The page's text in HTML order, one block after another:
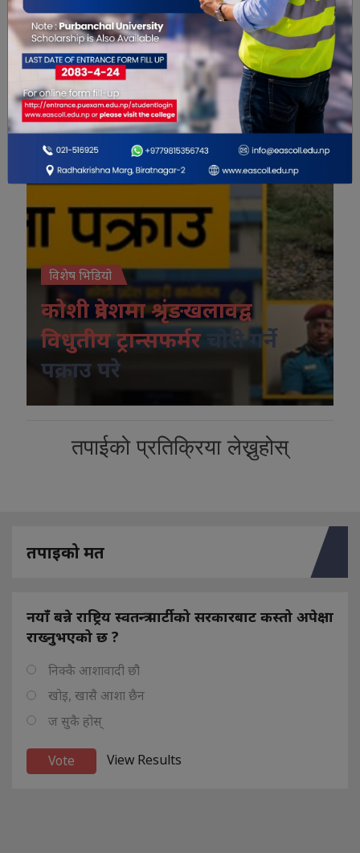
विशेष भिडियो
विशेष भिडियो
कोशी प्रदेशमा श्रृंङखलावद्व
विधुतीय ट्रान्सफर्मर
चोरी गर्ने
पक्राउ परे
तपाईको प्रतिक्रिया लेख्नुहोस्
तपाइको मत
नयाँ बन्ने राष्ट्रिय स्वतन्त्र पार्टीको सरकारबाट कस्तो अपेक्षा
राख्नुभएको छ ?
निक्कै आशावादी छौ
खोइ, खासै आशा छैन
ज सुकै होस्
View Results